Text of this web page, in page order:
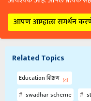
आपण आम्हाला समर्थन
swadhar scheme